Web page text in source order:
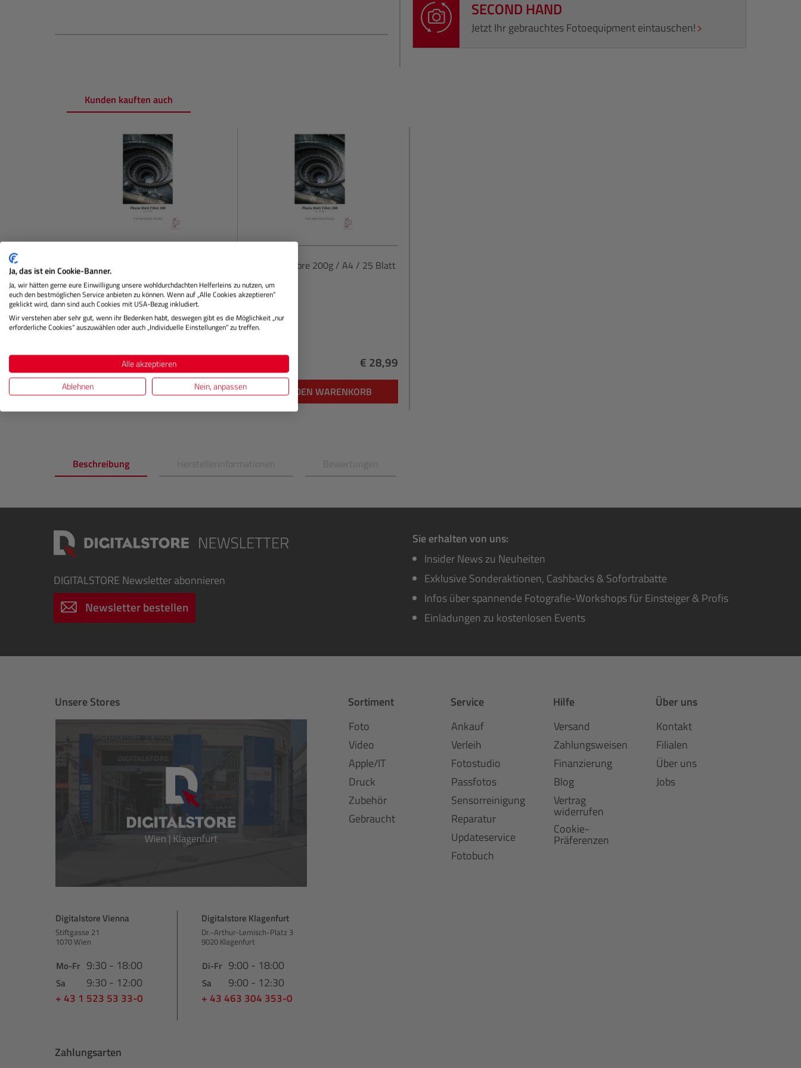
SECOND HAND
Jetzt Ihr gebrauchtes Fotoequipment eintauschen!
Kunden kauften auch
Photo Matt Fibre 200g / 10x15cm /
50 Blatt
Lagernd
Regulärer Preis:
IN DEN WARENKORB
Photo Matt Fibre 200g / A4 / 25 Blatt
Lagernd
Regulärer Preis:
€ 28,99
IN DEN WARENKORB
Beschreibung Herstellerinformationen Bewertungen
DIGITALSTORE Newsletter abonnieren
Newsletter bestellen
Sie erhalten von uns:
Insider News zu Neuheiten
Exklusive Sonderaktionen, Cashbacks & Sofortrabatte
Infos über spannende Fotografie-Workshops für Einsteiger & Profis
Einladungen zu kostenlosen Events
Unsere Stores
Digitalstore Vienna
Stiftgasse 21
1070 Wien
Mo-Fr 9:30 - 18:00
Sa 9:30 - 12:00
+ 43 1 523 53 33-0
Digitalstore Klagenfurt
Dr.-Arthur-Lemisch-Platz 3
9020 Klagenfurt
Di-Fr 9:00 - 18:00
Sa 9:00 - 12:30
+ 43 463 304 353-0
Sortiment
Foto
Video
Apple/IT
Druck
Zubehör
Gebraucht
Service
Ankauf
Verleih
Fotostudio
Passfotos
Sensorreinigung
Reparatur
Updateservice
Fotobuch
Hilfe
Versand
Zahlungsweisen
Finanzierung
Blog
Vertrag
widerrufen
Cookie-
Präferenzen
Über uns
Kontakt
Filialen
Über uns
Jobs
Zahlungsarten
Ja, das ist ein Cookie-Banner.
Ja, wir hätten gerne eure Einwilligung unsere wohldurchdachten Helferleins zu nutzen, um
euch den bestmöglichen Service anbieten zu können. Wenn auf „Alle Cookies akzeptieren“
geklickt wird, dann sind auch Cookies mit USA-Bezug inkludiert.
Wir verstehen aber sehr gut, wenn ihr Bedenken habt, deswegen gibt es die Möglichkeit „nur
erforderliche Cookies“ auszuwählen oder auch „Individuelle Einstellungen“ zu treffen.
Alle akzeptieren
Ablehnen
Nein, anpassen